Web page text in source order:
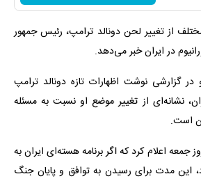
از تغییر لحن دونالد ترامپ، رئیس جمهور
در ایران خبر می‌دهد.
در گزارشی نوشت اظهارات تازه دونالد ترامپ
نشانه‌ای از تغییر موضع او نسبت به مسئله
است.
جمعه اعلام کرد که اگر برنامه هسته‌ای ایران به
این مدت برای رسیدن به توافق و پایان جنگ